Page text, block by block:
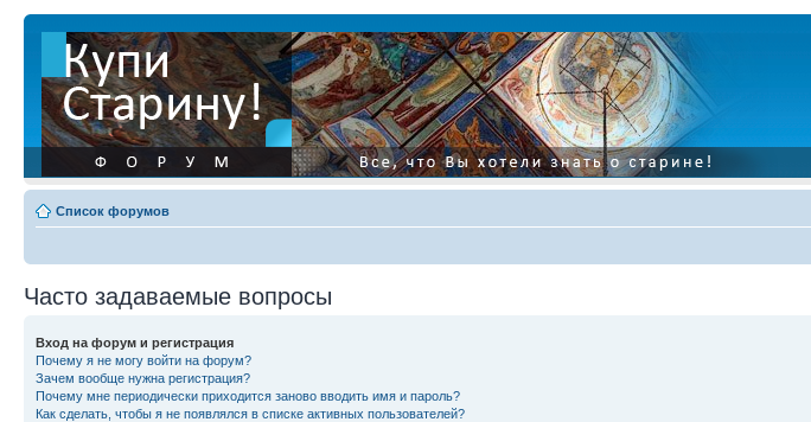
Список форумов
Часто задаваемые вопросы
Вход на форум и регистрация
Почему я не могу войти на форум?
Зачем вообще нужна регистрация?
Почему мне периодически приходится заново вводить имя и пароль?
Как сделать, чтобы я не появлялся в списке активных пользователей?